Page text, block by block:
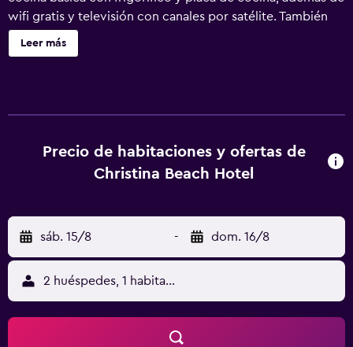
wifi gratis y televisión con canales por satélite. También
podrás disfrutar de balcón amueblado, sofá cama y
minibar. Christina Beach Hotel ofrece 33 alojamientos, con
ducha, artículos de higiene personal gratuitos y secador
de pelo. Los huéspedes pueden navegar por la web
todos los días. Los servicios de ocio y esparcimiento en
este apartotel incluyen una piscina al aire libre. No se
permite la entrada a la piscina de niños menores de 12
años sin la supervisión de un adulto. Se pueden practicar
las actividades de ocio y esparcimiento que se indican
más abajo en las instalaciones o cerca del alojamiento (es
posible que se aplique un recargo).
Leer más
Precio de habitaciones y ofertas de
Christina Beach Hotel
sáb. 15/8 - dom. 16/8
2 huéspedes, 1 habitación